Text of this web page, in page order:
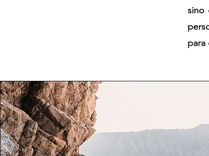
sino
para